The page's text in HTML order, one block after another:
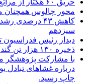
محور چالوس
کاهش ۴۳
سیزدهم
دیدار رئیس فدراسیون
ذخیره ۱۳۰ هزار تن گندم در مازندران
با مشارکت پژوهشگر
درباره غشاهای تبادل
چاپ رسید.